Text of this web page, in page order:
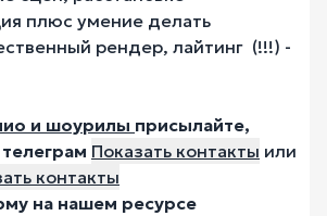
плюс умение делать
рендер, лайтинг (!!!) -
и шоурилы присылайте,
Показать контакты или
контакты
на нашем ресурсе